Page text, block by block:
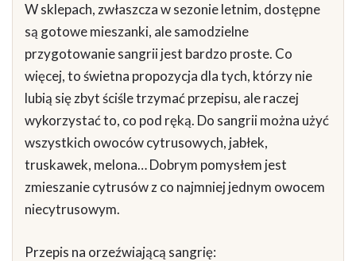
W sklepach, zwłaszcza w sezonie letnim, dostępne
są gotowe mieszanki, ale samodzielne
przygotowanie sangrii jest bardzo proste. Co
więcej, to świetna propozycja dla tych, którzy nie
lubią się zbyt ściśle trzymać przepisu, ale raczej
wykorzystać to, co pod ręką. Do sangrii można użyć
wszystkich owoców cytrusowych, jabłek,
truskawek, melona… Dobrym pomysłem jest
zmieszanie cytrusów z co najmniej jednym owocem
niecytrusowym.
Przepis na orzeźwiającą sangrię: